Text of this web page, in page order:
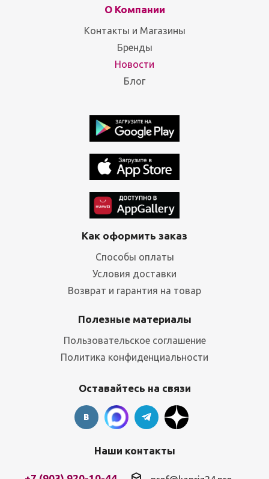
О Компании
Контакты и Магазины
Бренды
Новости
Блог
Как оформить заказ
Способы оплаты
Условия доставки
Возврат и гарантия на товар
Полезные материалы
Пользовательское соглашение
Политика конфиденциальности
Оставайтесь на связи
Наши контакты